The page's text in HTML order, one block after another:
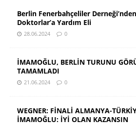
Berlin Fenerbahçeliler Derneği’nden
Doktorlar’a Yardım Eli
28.06.2024 0
İMAMOĞLU, BERLİN TURUNU
TAMAMLADI
21.06.2024 0
WEGNER: FİNALİ ALMANYA-
İMAMOĞLU: İYİ OLAN KAZANSIN